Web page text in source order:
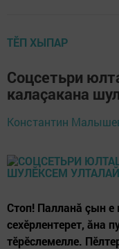
ТӖП ХЫПАР
Соцсетьри
калаçакана
Константин
Стоп! Палланă çын
сехӗрлентерет, ăна
тӗрӗслемелле.